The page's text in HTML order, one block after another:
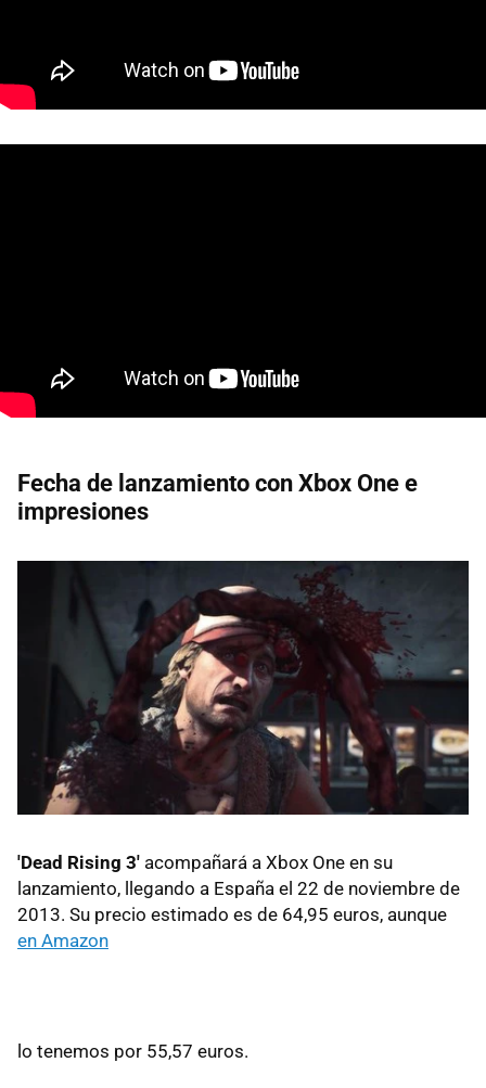
Fecha de lanzamiento con Xbox One e
impresiones
'Dead Rising 3' acompañará a Xbox One en su
lanzamiento, llegando a España el 22 de noviembre de
2013. Su precio estimado es de 64,95 euros, aunque
en Amazon
lo tenemos por 55,57 euros.